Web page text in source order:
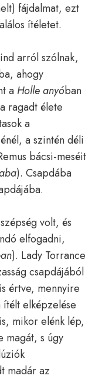
fájdalmat, ezt
ítéletet.
arról szólnak,
ahogy
a Holleanyóban
ragadt élete
a
a szintén déli
bácsi-meséit
). Csapdába
volt, és
elfogadni,
). Lady Torrance
csapdájából
értve, mennyire
ítélt elképzelése
mikor elénk lép,
magát, s úgy
madár az